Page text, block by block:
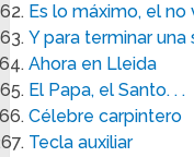
Es lo máximo, el no
Y para terminar una
Ahora en Lleida
El Papa, el Santo. . .
Célebre carpintero
Tecla auxiliar